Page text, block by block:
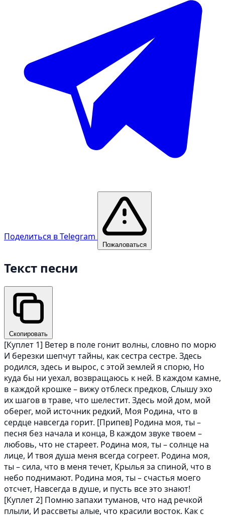
Поделиться в Telegram
Пожаловаться
Текст песни
Скопировать
[Куплет 1] Ветер в поле гонит волны, словно по морю
И березки шепчут тайны, как сестра сестре. Здесь
родился, здесь и вырос, с этой землей я спорю, Но
куда бы ни уехал, возвращаюсь к ней. В каждом камне,
в каждой крошке – вижу отблеск предков, Слышу эхо
их шагов в траве, что шелестит. Здесь мой дом, мой
оберег, мой источник редкий, Моя Родина, что в
сердце навсегда горит. [Припев] Родина моя, ты –
песня без начала и конца, В каждом звуке твоем –
любовь, что не стареет. Родина моя, ты – солнце на
лице, И твоя душа меня всегда согреет. Родина моя,
ты – сила, что в меня течет, Крылья за спиной, что в
небо поднимают. Родина моя, ты – счастья моего
отсчет, Навсегда в душе, и пусть все это знают!
[Куплет 2] Помню запахи туманов, что над речкой
плыли, И рассветы алые, что красили восток. Как с